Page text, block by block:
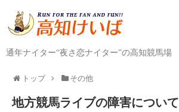
通年ナイター“夜さ恋ナイター”の高知競馬場
トップ その他
地方競馬ライブの障害について